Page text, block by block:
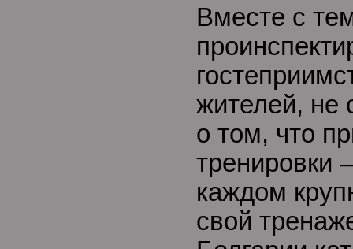
Вместе с
жителей, не
о том, что
тренировки
каждом
свой